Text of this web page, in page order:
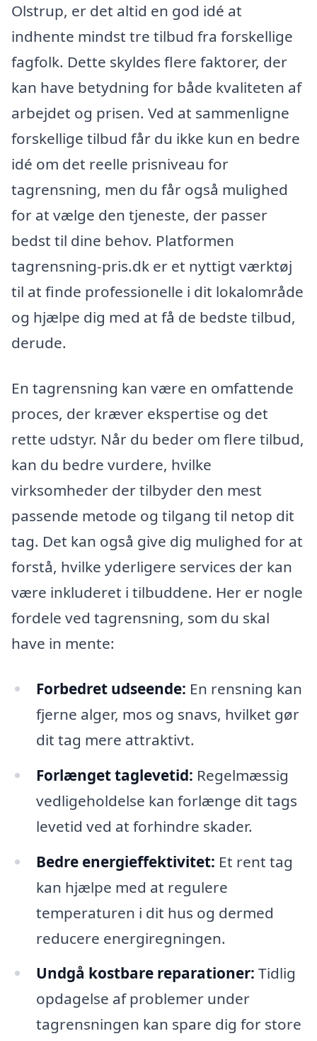
Olstrup, er det altid en god idé at
indhente mindst tre tilbud fra forskellige
fagfolk. Dette skyldes flere faktorer, der
kan have betydning for både kvaliteten af
arbejdet og prisen. Ved at sammenligne
forskellige tilbud får du ikke kun en bedre
idé om det reelle prisniveau for
tagrensning, men du får også mulighed
for at vælge den tjeneste, der passer
bedst til dine behov. Platformen
tagrensning-pris.dk er et nyttigt værktøj
til at finde professionelle i dit lokalområde
og hjælpe dig med at få de bedste tilbud,
derude.
En tagrensning kan være en omfattende
proces, der kræver ekspertise og det
rette udstyr. Når du beder om flere tilbud,
kan du bedre vurdere, hvilke
virksomheder der tilbyder den mest
passende metode og tilgang til netop dit
tag. Det kan også give dig mulighed for at
forstå, hvilke yderligere services der kan
være inkluderet i tilbuddene. Her er nogle
fordele ved tagrensning, som du skal
have in mente:
Forbedret udseende: En rensning kan
fjerne alger, mos og snavs, hvilket gør
dit tag mere attraktivt.
Forlænget taglevetid: Regelmæssig
vedligeholdelse kan forlænge dit tags
levetid ved at forhindre skader.
Bedre energieffektivitet: Et rent tag
kan hjælpe med at regulere
temperaturen i dit hus og dermed
reducere energiregningen.
Undgå kostbare reparationer: Tidlig
opdagelse af problemer under
tagrensningen kan spare dig for store